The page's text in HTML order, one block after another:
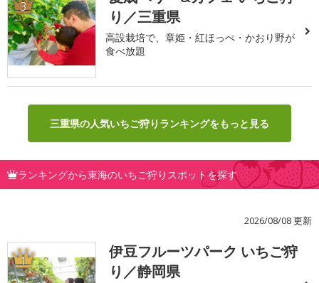
3
り／三重県
高設栽培で、章姫・紅ほっぺ・かおり野が
食べ放題
三重県の人気いちご狩りランキングをもっと見る
ランキングから東海のいちご狩りスポットを探す
2026/08/08 更新
1
伊豆フルーツパーク いちご狩
り／静岡県